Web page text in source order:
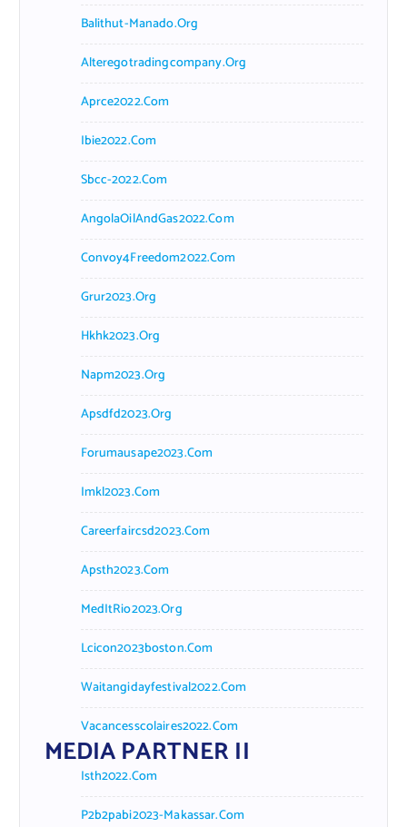
Balithut-Manado.org
Alteregotradingcompany.org
Aprce2022.com
Ibie2022.com
Sbcc-2022.com
AngolaOilAndGas2022.com
Convoy4Freedom2022.com
Grur2023.org
Hkhk2023.org
Napm2023.org
Apsdfd2023.org
Forumausape2023.com
Imkl2023.com
Careerfaircsd2023.com
Apsth2023.com
MedItRio2023.org
Lcicon2023boston.com
Waitangidayfestival2022.com
Vacancesscolaires2022.com
MEDIA PARTNER II
Isth2022.com
P2b2pabi2023-Makassar.com